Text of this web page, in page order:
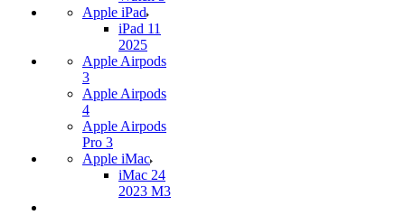
Apple iPad
iPad 11
2025
Apple Airpods
3
Apple Airpods
4
Apple Airpods
Pro 3
Apple iMac
iMac 24
2023 M3